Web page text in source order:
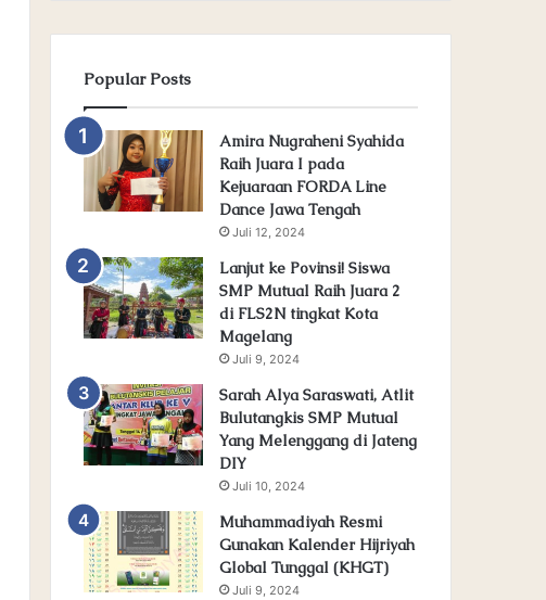
Popular Posts
Amira Nugraheni Syahida
Raih Juara I pada
Kejuaraan FORDA Line
Dance Jawa Tengah
Juli 12, 2024
Lanjut ke Povinsi! Siswa
SMP Mutual Raih Juara 2
di FLS2N tingkat Kota
Magelang
Juli 9, 2024
Sarah Alya Saraswati, Atlit
Bulutangkis SMP Mutual
Yang Melenggang di Jateng
DIY
Juli 10, 2024
Muhammadiyah Resmi
Gunakan Kalender Hijriyah
Global Tunggal (KHGT)
Juli 9, 2024